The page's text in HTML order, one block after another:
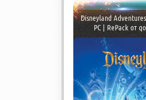
Disneyland
PC | RePack от